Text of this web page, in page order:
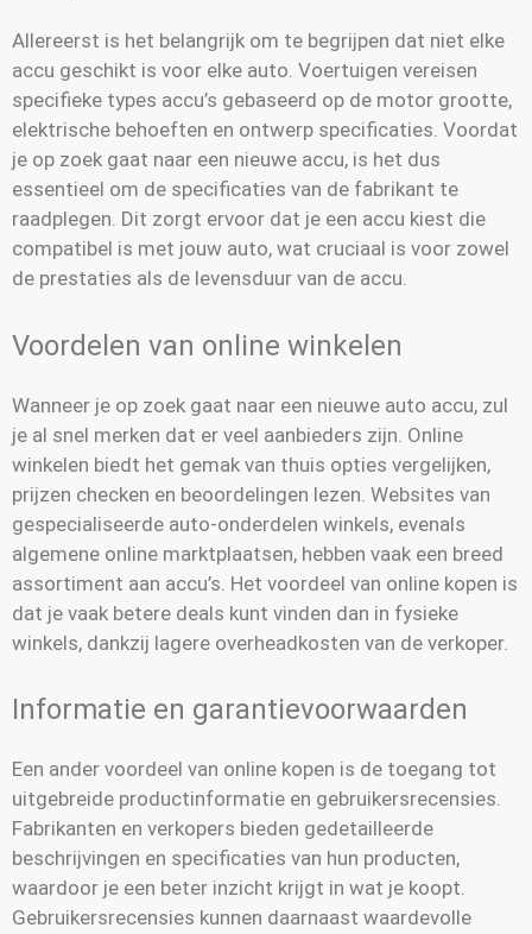
Allereerst is het belangrijk om te begrijpen dat niet elke
accu geschikt is voor elke auto. Voertuigen vereisen
specifieke types accu’s gebaseerd op de motor grootte,
elektrische behoeften en ontwerp specificaties. Voordat
je op zoek gaat naar een nieuwe accu, is het dus
essentieel om de specificaties van de fabrikant te
raadplegen. Dit zorgt ervoor dat je een accu kiest die
compatibel is met jouw auto, wat cruciaal is voor zowel
de prestaties als de levensduur van de accu.
Voordelen van online winkelen
Wanneer je op zoek gaat naar een nieuwe auto accu, zul
je al snel merken dat er veel aanbieders zijn. Online
winkelen biedt het gemak van thuis opties vergelijken,
prijzen checken en beoordelingen lezen. Websites van
gespecialiseerde auto-onderdelen winkels, evenals
algemene online marktplaatsen, hebben vaak een breed
assortiment aan accu’s. Het voordeel van online kopen is
dat je vaak betere deals kunt vinden dan in fysieke
winkels, dankzij lagere overheadkosten van de verkoper.
Informatie en garantievoorwaarden
Een ander voordeel van online kopen is de toegang tot
uitgebreide productinformatie en gebruikersrecensies.
Fabrikanten en verkopers bieden gedetailleerde
beschrijvingen en specificaties van hun producten,
waardoor je een beter inzicht krijgt in wat je koopt.
Gebruikersrecensies kunnen daarnaast waardevolle